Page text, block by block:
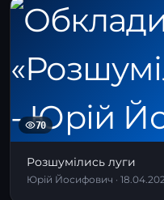
70
Розшумілись луги
Юрій Йосифович ·